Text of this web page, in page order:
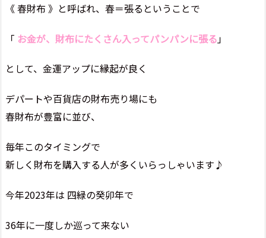
《 春財布 》と呼ばれ、春＝張るということで
「 お金が、財布にたくさん入ってパンパンに張る 」
として、金運アップに縁起が良く
デパートや百貨店の財布売り場にも
春財布が豊富に並び、
毎年このタイミングで
新しく財布を購入する人が多くいらっしゃいます♪
今年2023年は 四緑の癸卯年で
36年に一度しか巡って来ない